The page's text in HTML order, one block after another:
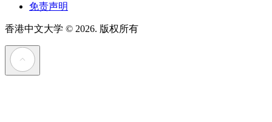
免责声明
香港中文大学 © 2026. 版权所有